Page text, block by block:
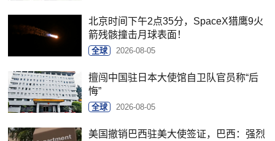
北京时间下午2点35分，SpaceX猎鹰9火
箭残骸撞击月球表面！
全球 2026-08-05
擅闯中国驻日本大使馆自卫队官员称“后
悔”
全球 2026-08-05
美国撤销巴西驻美大使签证，巴西：强烈